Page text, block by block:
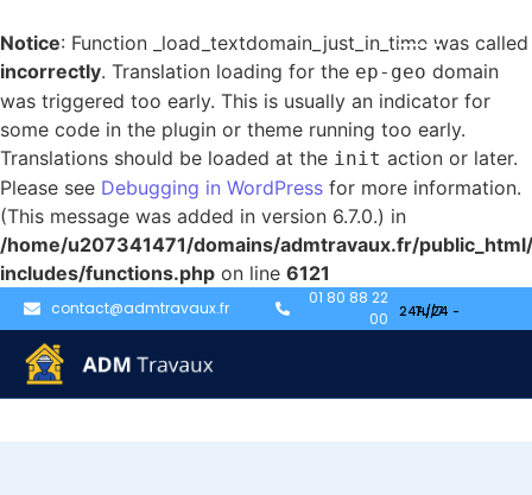
Notice: Function _load_textdomain_just_in_time was called
incorrectly. Translation loading for the ep-geo domain
was triggered too early. This is usually an indicator for
some code in the plugin or theme running too early.
Translations should be loaded at the init action or later.
Please see Debugging in WordPress for more information.
(This message was added in version 6.7.0.) in
/home/u207341471/domains/admtravaux.fr/
includes/functions.php on line 6121
contact@admtravaux.fr
01 80 88 22
00